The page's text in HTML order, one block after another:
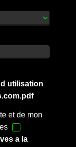
utilisation
et de mon
a la